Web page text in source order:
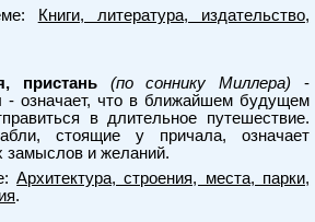
Книги, литература, издательство,
пристань (по соннику Миллера) -
- означает, что в ближайшем будущем
в длительное путешествие.
стоящие у причала, означает
и желаний.
Архитектура, строения, места, парки,
.